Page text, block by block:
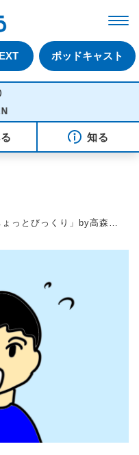
ポッドキャスト
知る
ょっとびっくり」by高森浩二